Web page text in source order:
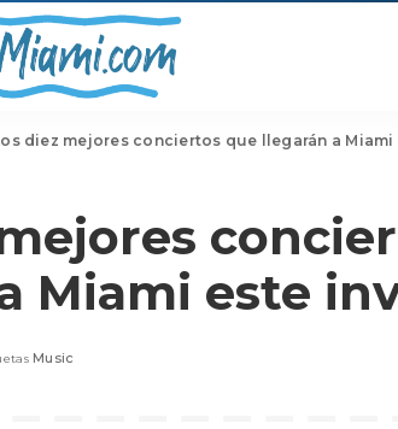
diez mejores conciertos que llegarán a
Miami este
Music